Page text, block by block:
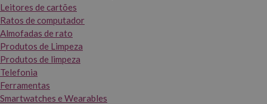
Leitores de cartões
Ratos de computador
Almofadas de rato
Produtos de Limpeza
Produtos de limpeza
Telefonia
Ferramentas
Smartwatches e Wearables